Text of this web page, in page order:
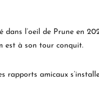
dans l’oeil de Prune en
est à son tour conquit.
rapports amicaux